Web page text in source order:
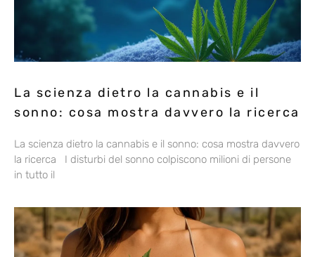
La scienza dietro la cannabis e il
sonno: cosa mostra davvero la ricerca
La scienza dietro la cannabis e il sonno: cosa mostra davvero
la ricerca I disturbi del sonno colpiscono milioni di persone
in tutto il